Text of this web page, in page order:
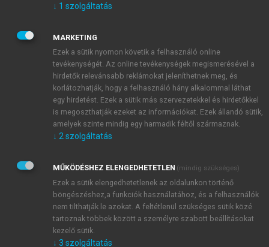
JELSZÓ
JELSZÓ ÚJRA
Kérek értesítést a MeRSZ újdonságairól, akcióiról.
Kérek értesítést az Akadémiai Kiadó Zrt. újdonságairól,
Adatkezelési tájékoztatóbanfoglaltakat tudomásul
veszem és elfogadom.
Általános vásárlási feltételeket, valamint a szotar.netés a
mersz.huoldalak licencszerződéseiben foglaltakat
tudomásul veszem és elfogadom.
↓ 1 szolgáltatás
MARKETING
Ezek a sütik nyomon követik a felhasználó online
tevékenységét. Az online tevékenységek megismerésével a
hirdetők relevánsabb reklámokat jeleníthetnek meg, és
korlátozhatják, hogy a felhasználó hány alkalommal láthat
egy hirdetést. Ezek a sütik más szervezetekkel és hirdetőkkel
is megoszthatják ezeket az információkat. Ezek állandó sütik,
amelyek szinte mindig egy harmadik féltől származnak.
↓ 2 szolgáltatás
MŰKÖDÉSHEZ ELENGEDHETETLEN (mindig szükséges)
Ezek a sütik elengedhetetlenek az oldalunkon történő
böngészéshez,a funkciók használatához, és a felhasználók
nem tilthatják le azokat. A feltétlenül szükséges sütik közé
tartoznak többek között a személyre szabott beállításokat
kezelő sütik.
↓ 3 szolgáltatás